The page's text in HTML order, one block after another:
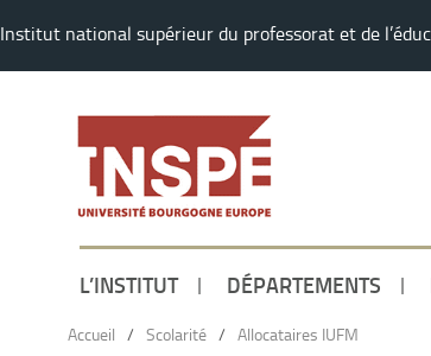
Institut national supérieur du professorat et de
L’INSTITUT DÉPARTEMENTS
Accueil / Scolarité / Allocataires IUFM